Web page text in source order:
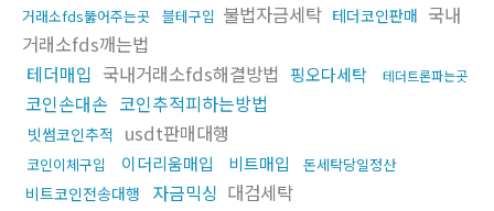
거래소fds뚫어주는곳 블테구입 불법자금세탁 테더코인판매 국내
거래소fds깨는법
테더매입 국내거래소fds해결방법 핑오다세탁 테더트론파는곳
코인손대손 코인추적피하는방법
빗썸코인추적 usdt판매대행
코인이체구입 이더리움매입 비트매입 돈세탁당일정산
비트코인전송대행 자금믹싱 대검세탁